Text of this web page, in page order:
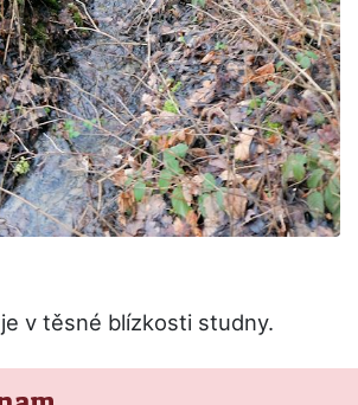
v těsné blízkosti studny.